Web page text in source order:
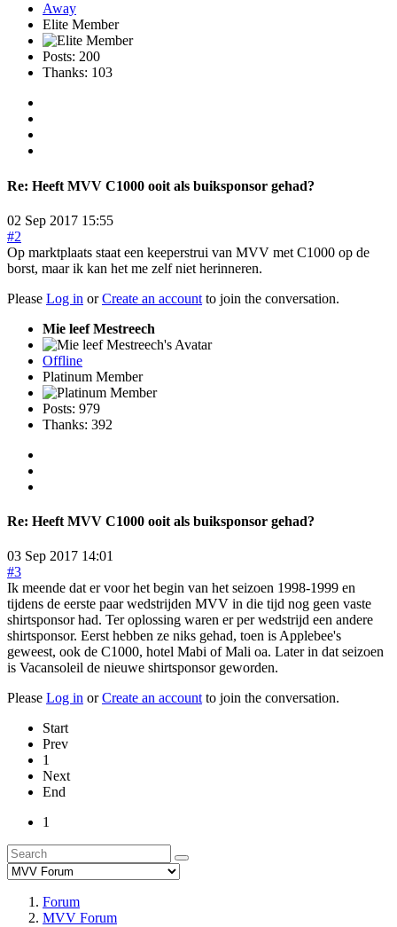
Away
Elite Member
Posts: 200
Thanks: 103
Re: Heeft MVV C1000 ooit als buiksponsor gehad?
02 Sep 2017 15:55
#2
Op marktplaats staat een keeperstrui van MVV met C1000 op de
borst, maar ik kan het me zelf niet herinneren.
Please Log in orCreate an account to join the conversation.
Mie leef Mestreech
Offline
Platinum Member
Posts: 979
Thanks: 392
Re: Heeft MVV C1000 ooit als buiksponsor gehad?
03 Sep 2017 14:01
#3
Ik meende dat er voor het begin van het seizoen 1998-1999 en
tijdens de eerste paar wedstrijden MVV in die tijd nog geen vaste
shirtsponsor had. Ter oplossing waren er per wedstrijd een andere
shirtsponsor. Eerst hebben ze niks gehad, toen is Applebee's
geweest, ook de C1000, hotel Mabi of Mali oa. Later in dat seizoen
is Vacansoleil de nieuwe shirtsponsor geworden.
Please Log in orCreate an accountto join the conversation.
Start
Prev
1
Next
End
1
Forum
MVV Forum